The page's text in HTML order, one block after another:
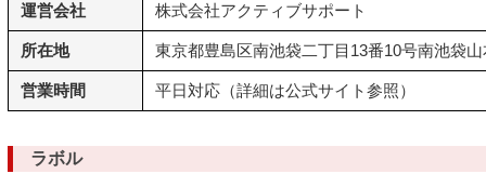
運営会社 株式会社アクティブサポート
所在地 東京都豊島区南池袋二丁目13番10号南池袋
営業時間 平日対応（詳細は公式サイト参照）
ラボル